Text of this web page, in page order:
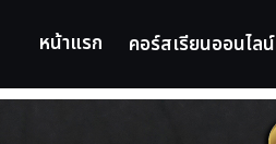
หน้าแรก คอร์สเรียนออนไลน์